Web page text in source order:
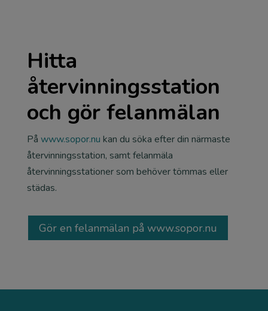
Hitta
återvinningsstation
och gör felanmälan
På www.sopor.nu kan du söka efter din närmaste
återvinningsstation, samt felanmäla
återvinningsstationer som behöver tömmas eller
städas.
Gör en felanmälan på www.sopor.nu